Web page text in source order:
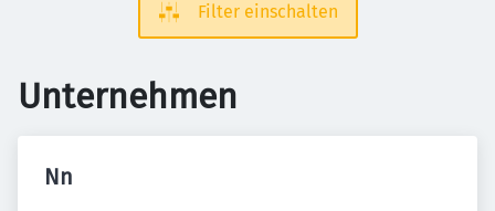
Filter einschalten
Unternehmen
Nn